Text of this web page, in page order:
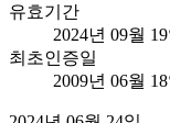
유효기간
2024년 09월
최초인증일
2009년 06월